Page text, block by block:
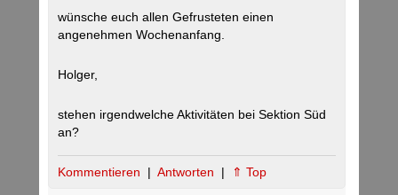
wünsche euch allen Gefrusteten einen
angenehmen Wochenanfang.
Holger,
stehen irgendwelche Aktivitäten bei Sektion Süd
an?
Kommentieren | Antworten | ⇑ Top